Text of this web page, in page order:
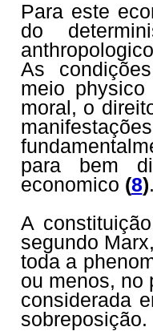
Para este
do
As
meio
moral, o
para bem
economico (8)
A
segundo
toda a
ou menos, no
considerada
sobreposição.